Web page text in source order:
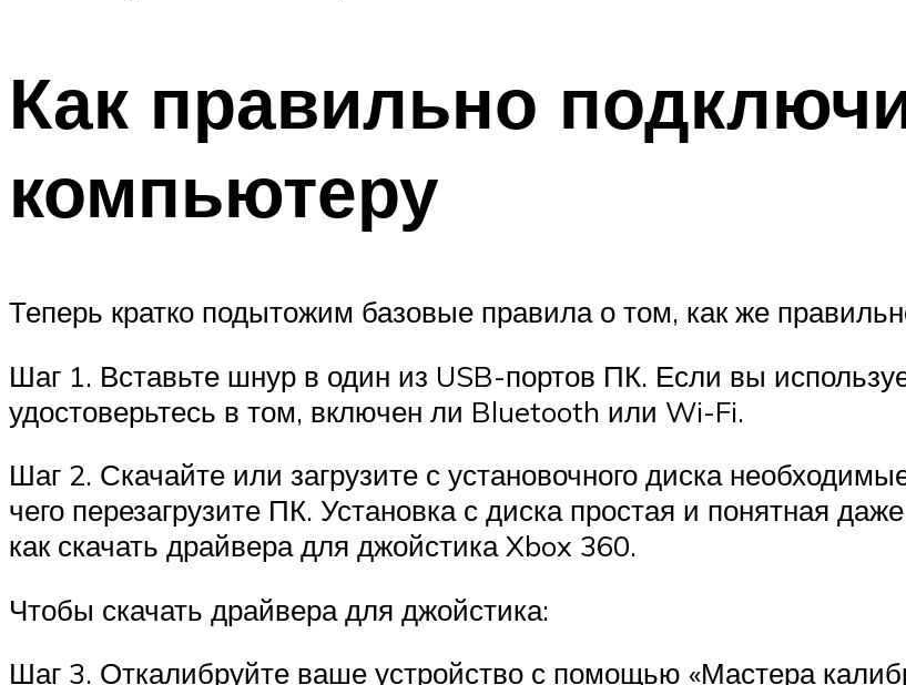
Как правильно
компьютеру
Теперь кратко подытожим базовые правила о том, как же
Шаг 1. Вставьте шнур в один из USB-портов ПК. Если вы
удостоверьтесь в том, включен ли Bluetooth или Wi-Fi.
Шаг 2. Скачайте или загрузите с установочного диска
чего перезагрузите ПК. Установка с диска простая и понятная
как скачать драйвера для джойстика Xbox 360.
Чтобы скачать драйвера для джойстика:
Шаг 3. Откалибруйте ваше устройство с помощью «Мастера